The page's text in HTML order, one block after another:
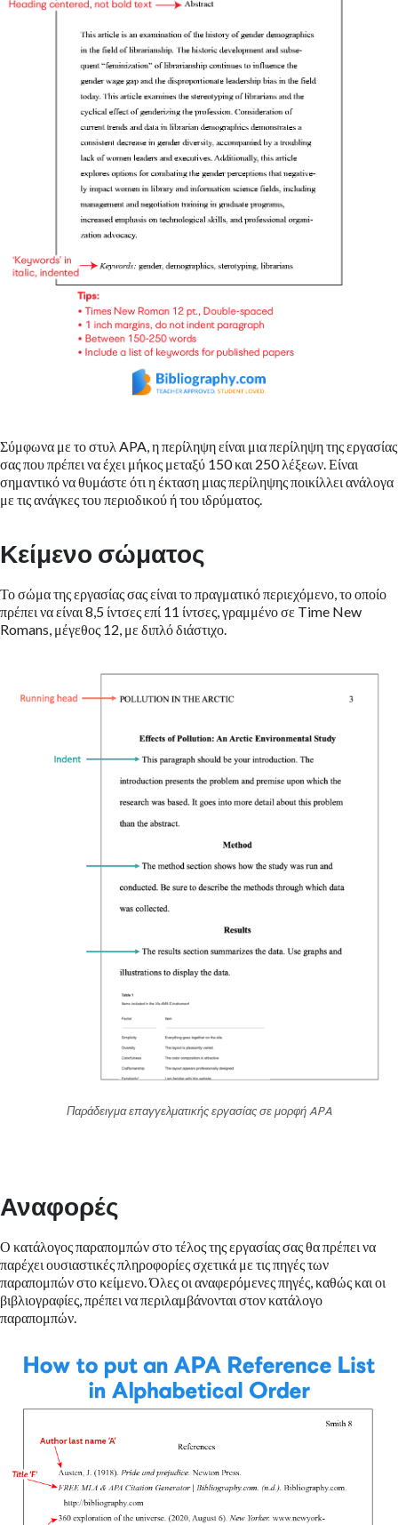
Σύμφωνα με το στυλ APA, η περίληψη είναι μια περίληψη της εργασίας
σας που πρέπει να έχει μήκος μεταξύ 150 και 250 λέξεων. Είναι
σημαντικό να θυμάστε ότι η έκταση μιας περίληψης ποικίλλει ανάλογα
με τις ανάγκες του περιοδικού ή του ιδρύματος.
Κείμενο σώματος
Το σώμα της εργασίας σας είναι το πραγματικό περιεχόμενο, το οποίο
πρέπει να είναι 8,5 ίντσες επί 11 ίντσες, γραμμένο σε Time New
Romans, μέγεθος 12, με διπλό διάστιχο.
Παράδειγμα επαγγελματικής εργασίας σε μορφή APA
Αναφορές
Ο κατάλογος παραπομπών στο τέλος της εργασίας σας θα πρέπει να
παρέχει ουσιαστικές πληροφορίες σχετικά με τις πηγές των
παραπομπών στο κείμενο. Όλες οι αναφερόμενες πηγές, καθώς και οι
βιβλιογραφίες, πρέπει να περιλαμβάνονται στον κατάλογο
παραπομπών.